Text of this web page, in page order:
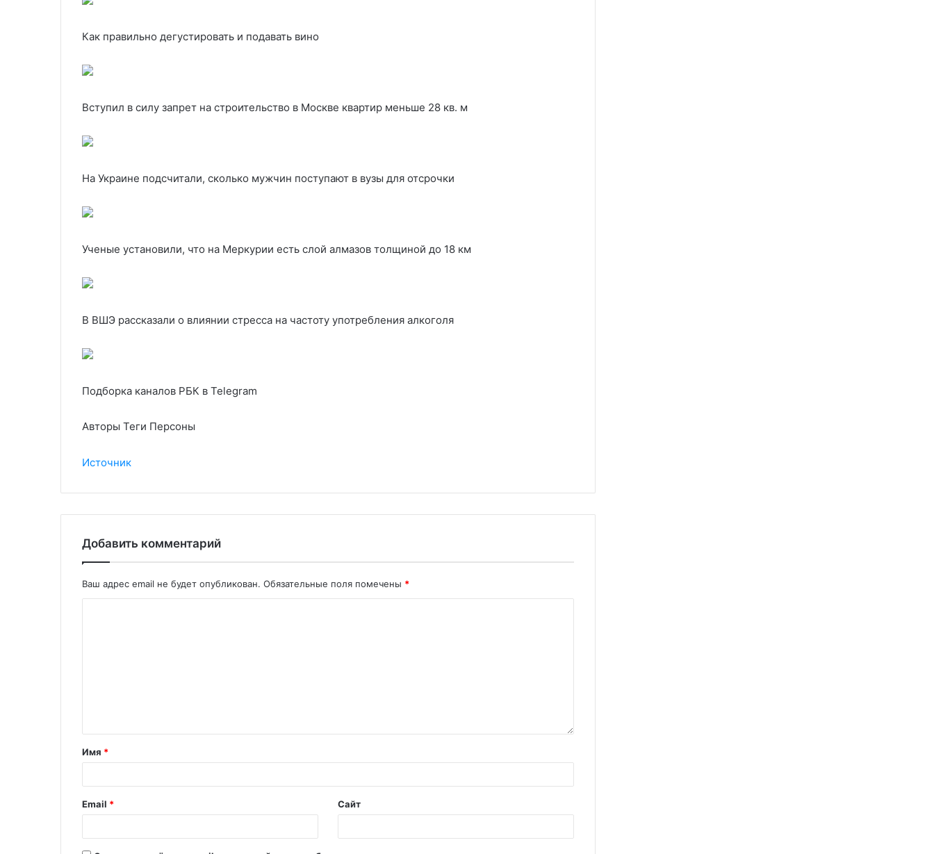
Как правильно дегустировать и подавать вино
Вступил в силу запрет на строительство в Москве квартир меньше 28 кв. м
На Украине подсчитали, сколько мужчин поступают в вузы для отсрочки
Ученые установили, что на Меркурии есть слой алмазов толщиной до 18 км
В ВШЭ рассказали о влиянии стресса на частоту употребления алкоголя
Подборка каналов РБК в Telegram
Авторы Теги Персоны
Источник
Добавить комментарий
Ваш адрес email не будет опубликован. Обязательные поля помечены *
Имя *
Email * Сайт